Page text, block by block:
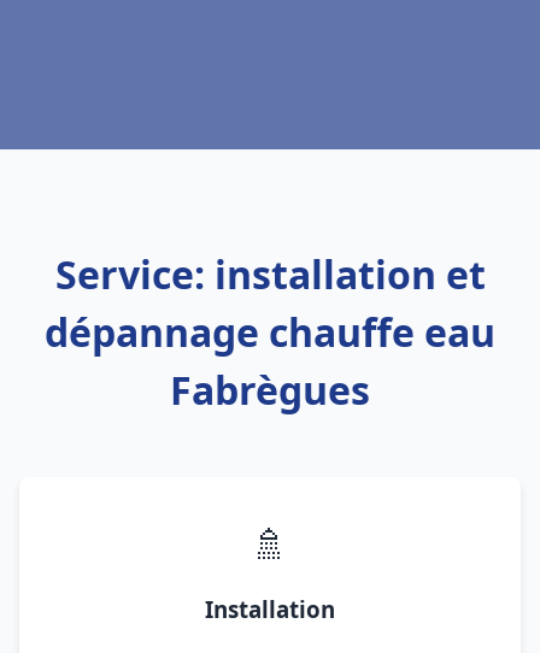
Service: installation et
dépannage chauffe eau
Fabrègues
🚿
Installation